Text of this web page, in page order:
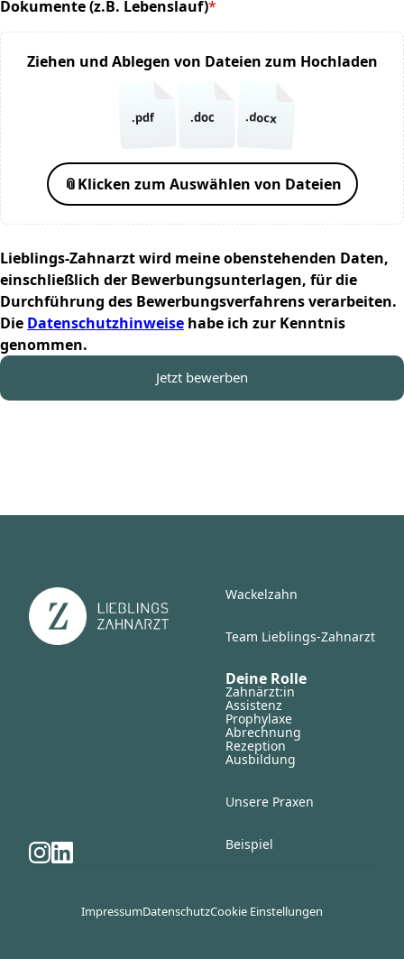
Dokumente (z.B. Lebenslauf)*
(required)
Ziehen und Ablegen von Dateien zum Hochladen
.pdf .doc .docx
📎Klicken zum Auswählen von Dateien
Lieblings-Zahnarzt wird meine obenstehenden Daten,
einschließlich der Bewerbungsunterlagen, für die
Durchführung des Bewerbungsverfahrens verarbeiten.
Die Datenschutzhinweise habe ich zur Kenntnis
genommen.
Jetzt bewerben
Wackelzahn
Team Lieblings-Zahnarzt
Deine Rolle
Zahnärzt:in
Assistenz
Prophylaxe
Abrechnung
Rezeption
Ausbildung
Unsere Praxen
Beispiel
ImpressumDatenschutzCookie Einstellungen